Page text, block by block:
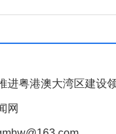
进粤港澳大湾区建设
网